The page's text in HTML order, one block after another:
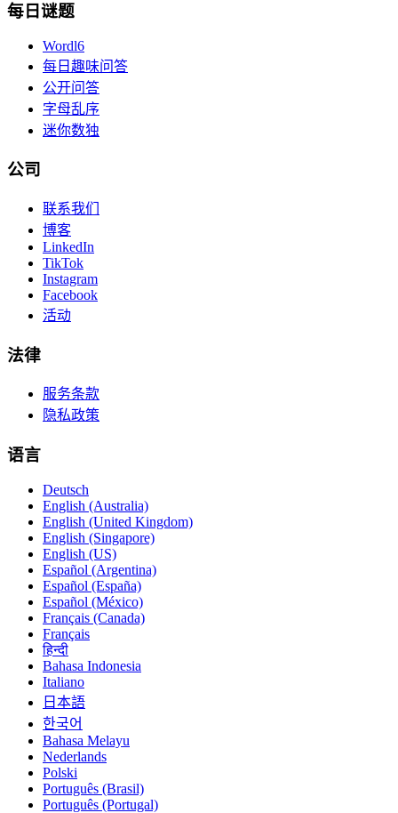
每日谜题
Wordl6
每日趣味问答
公开问答
字母乱序
迷你数独
公司
联系我们
博客
LinkedIn
TikTok
Instagram
Facebook
活动
法律
服务条款
隐私政策
语言
Deutsch
English (Australia)
English (United Kingdom)
English (Singapore)
English (US)
Español (Argentina)
Español (España)
Español (México)
Français (Canada)
Français
हिन्दी
Bahasa Indonesia
Italiano
日本語
한국어
Bahasa Melayu
Nederlands
Polski
Português (Brasil)
Português (Portugal)